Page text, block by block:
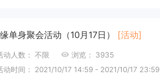
单身聚会活动（10月17日） [活动]
动人数： 不限
浏览： 3935
动时间： 2021/10/17 14:59 - 2021/10/17 23:59